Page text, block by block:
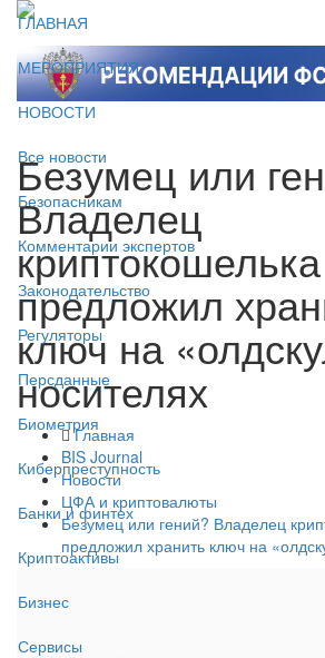
ГЛАВНАЯ
МЕРОПРИЯТИЯ
НОВОСТИ
Все новости
Безопасникам
Комментарии экспертов
Законодательство
Регуляторы
Персданные
Биометрия
Киберпреступность
Банки и финтех
Криптоактивы
Бизнес
Сервисы
Безумец или
Владелец
криптокошелька
предложил
ключ на
носителях
Главная
BIS Journal
Новости
ЦФА и криптовалюты
Безумец или гений? Владелец
предложил хранить ключ на